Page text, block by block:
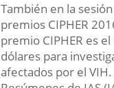
También en la
premios CIPHER
premio CIPHER es
dólares para
afectados por el